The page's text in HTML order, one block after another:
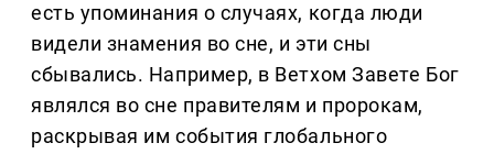
есть упоминания о случаях, когда люди
видели знамения во сне, и эти сны
сбывались. Например, в Ветхом Завете Бог
являлся во сне правителям и пророкам,
раскрывая им события глобального